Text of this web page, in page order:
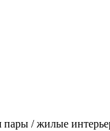
/ жилые